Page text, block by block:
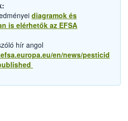
diagramok és
is elérhetők az EFSA
hír angol
en/news/pesticid